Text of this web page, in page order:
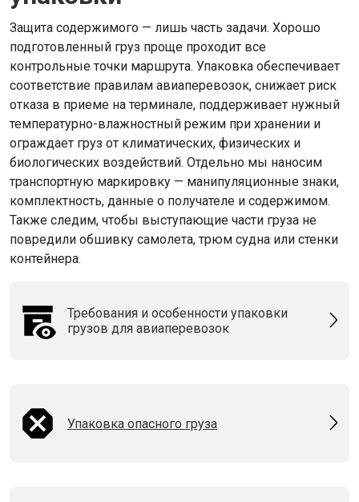
Защита содержимого — лишь часть задачи. Хорошо
подготовленный груз проще проходит все
контрольные точки маршрута. Упаковка обеспечивает
соответствие правилам авиаперевозок, снижает риск
отказа в приеме на терминале, поддерживает нужный
температурно-влажностный режим при хранении и
ограждает груз от климатических, физических и
биологических воздействий. Отдельно мы наносим
транспортную маркировку — манипуляционные знаки,
комплектность, данные о получателе и содержимом.
Также следим, чтобы выступающие части груза не
повредили обшивку самолета, трюм судна или стенки
контейнера.
Требования и особенности упаковки
грузов для авиаперевозок
Упаковка опасного груза